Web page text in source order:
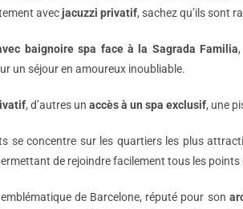
avecjacuzzi privatif, sachez qu’ils sont
baignoire spa face à la Sagrada Familia
un séjour en amoureux inoubliable.
, d’autres un accès à un spa exclusif, une
se concentre sur les quartiers les plus
de rejoindre facilement tous les points
de Barcelone, réputé pour son